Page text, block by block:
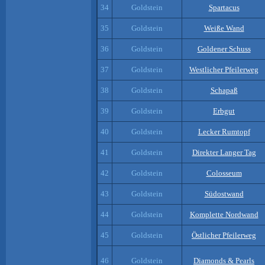
34 Goldstein Spartacus
35 Goldstein Weiße Wand
36 Goldstein Goldener Schuss
37 Goldstein Westlicher Pfeilerweg
38 Goldstein Schapaß
39 Goldstein Erbgut
40 Goldstein Lecker Rumtopf
41 Goldstein Direkter Langer Tag
42 Goldstein Colosseum
43 Goldstein Südostwand
44 Goldstein Komplette Nordwand
45 Goldstein Östlicher Pfeilerweg
46 Goldstein Diamonds & Pearls